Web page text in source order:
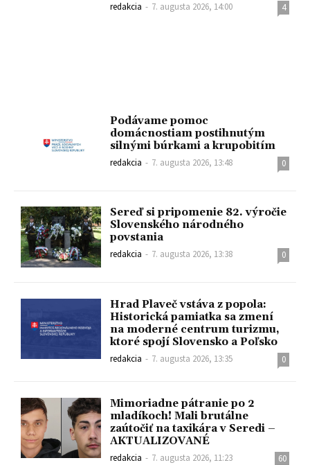
redakcia - 7. augusta 2026, 14:00 4
Podávame pomoc
domácnostiam postihnutým
silnými búrkami a krupobitím
redakcia - 7. augusta 2026, 13:48 0
Sereď si pripomenie 82. výročie
Slovenského národného
povstania
redakcia - 7. augusta 2026, 13:38 0
Hrad Plaveč vstáva z popola:
Historická pamiatka sa zmení
na moderné centrum turizmu,
ktoré spojí Slovensko a Poľsko
redakcia - 7. augusta 2026, 13:35 0
Mimoriadne pátranie po 2
mladíkoch! Mali brutálne
zaútočiť na taxikára v Seredi –
AKTUALIZOVANÉ
redakcia - 7. augusta 2026, 11:23 60